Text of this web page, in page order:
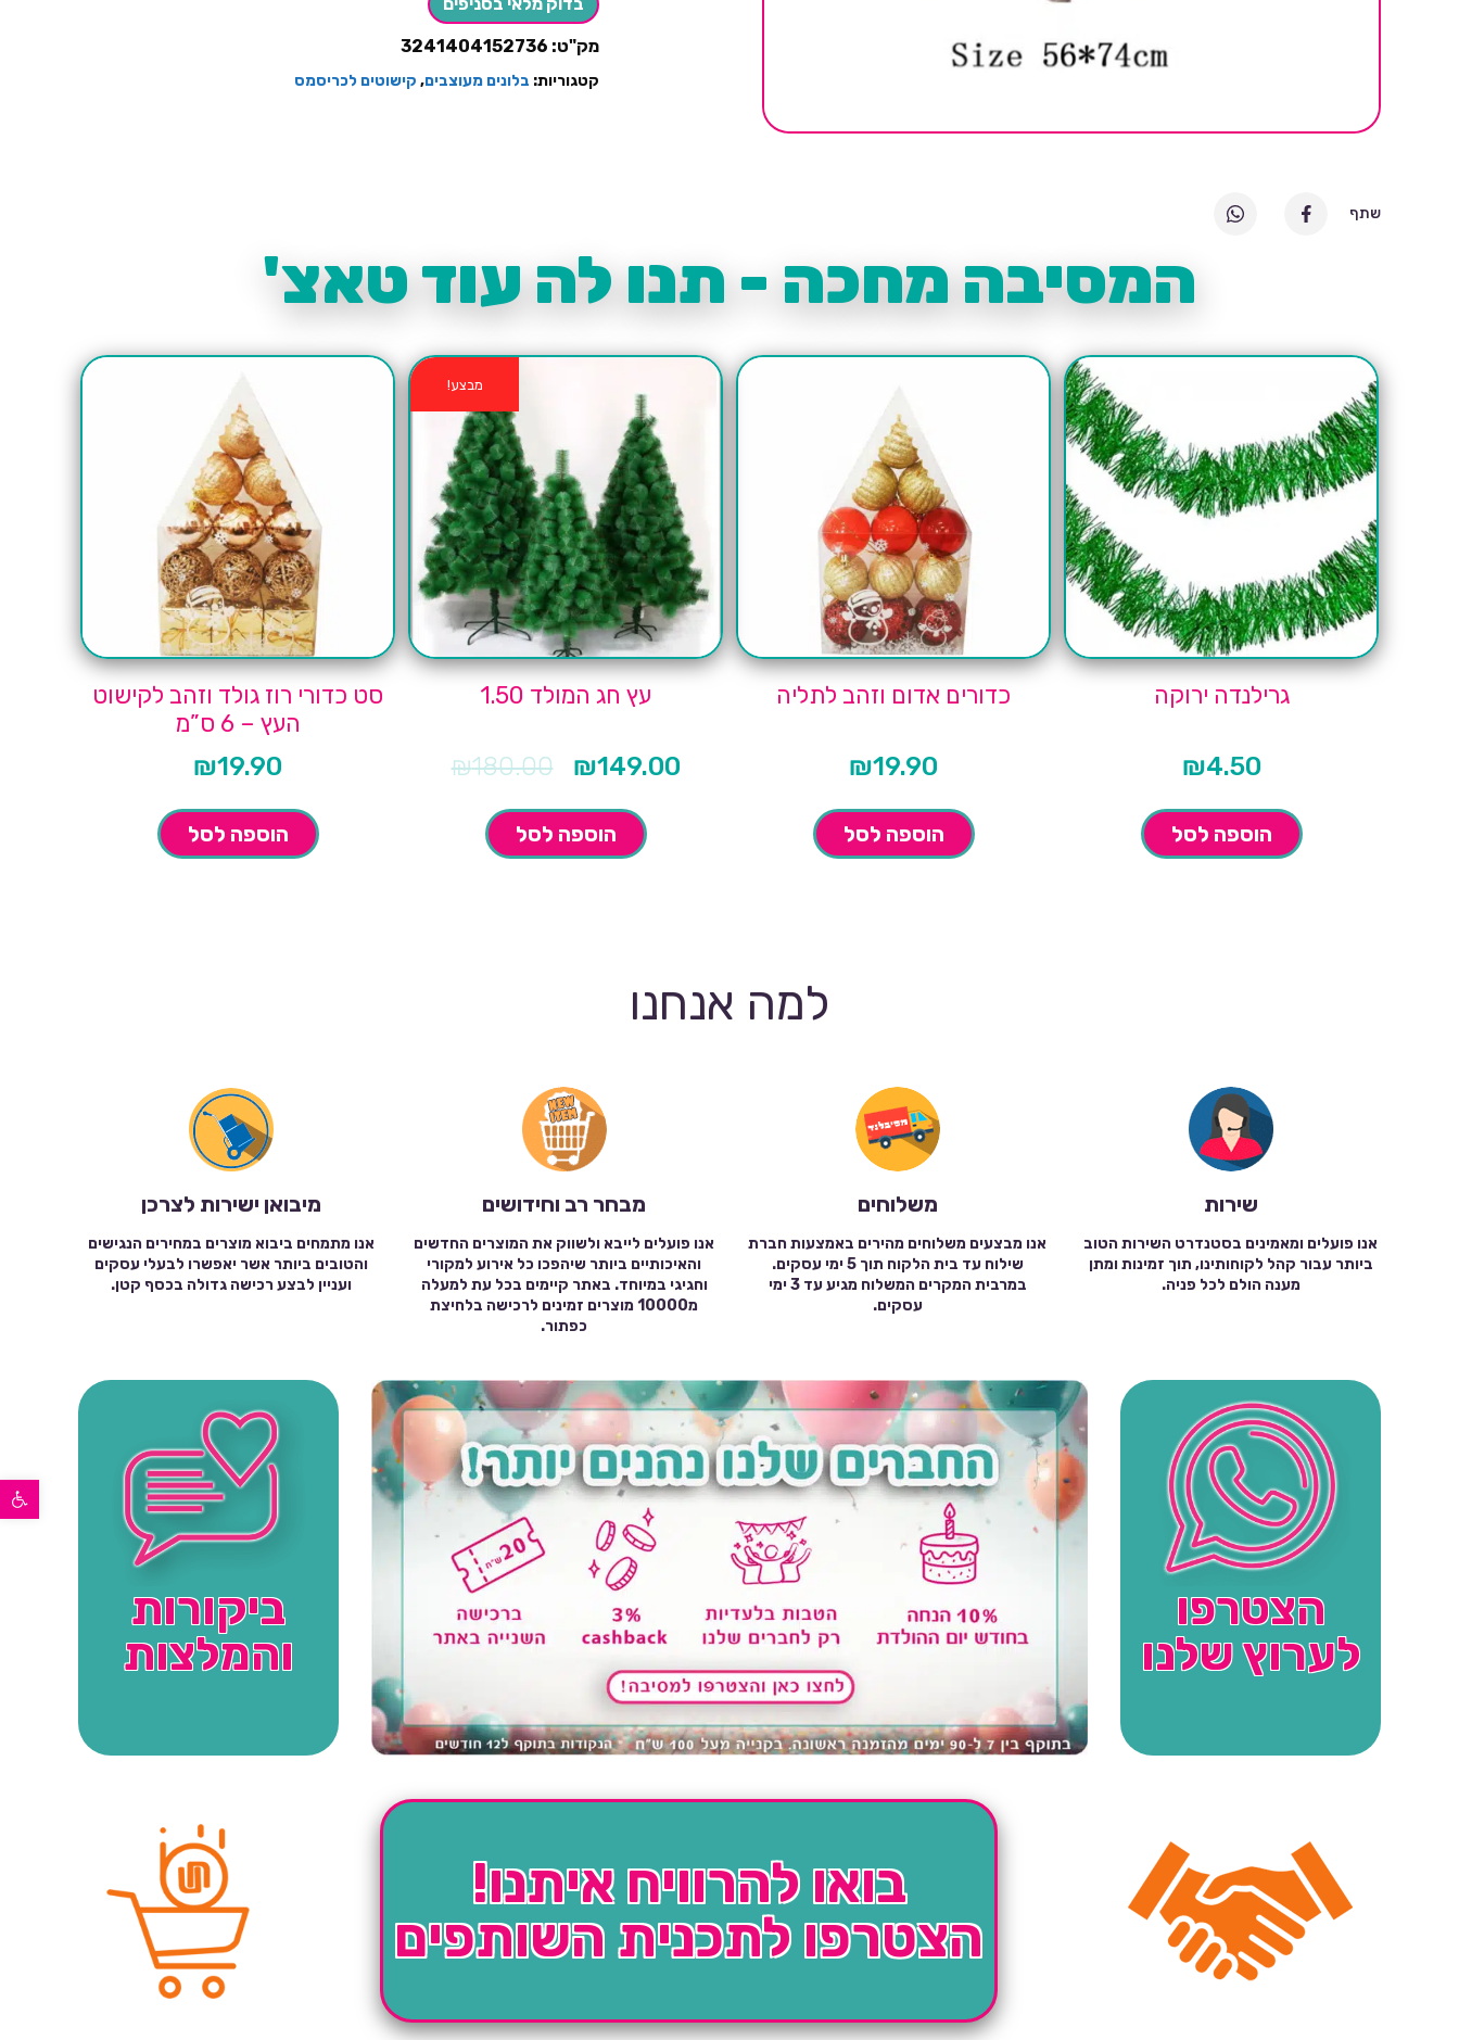
פתח סרגל נגישות
שתף
בדוק מלאי בסניפים
מק"ט: 3241404152736
קטגוריות: בלונים מעוצבים, קישוטים לכריסמס
המסיבה מחכה - תנו לה עוד טאצ'
גרילנדה ירוקה
₪4.50
הוספה לסל
כדורים אדום וזהב לתליה
₪19.90
הוספה לסל
מבצע!
עץ חג המולד 1.50
₪180.00
המחיר
המקורי
₪180.00.
₪149.00המחיר
הוספה לסל
סט כדורי רוז גולד וזהב לקישוט
העץ – 6 ס”מ
₪19.90
הוספה לסל
למה אנחנו
שירות
אנו פועלים ומאמינים בסטנדרט השירות הטוב
ביותר עבור קהל לקוחותינו, תוך זמינות ומתן
מענה הולם לכל פניה.
משלוחים
אנו מבצעים משלוחים מהירים באמצעות חברת
שילוח עד בית הלקוח תוך 5 ימי עסקים.
במרבית המקרים המשלוח מגיע עד 3 ימי
עסקים.
מבחר רב וחידושים
אנו פועלים לייבא ולשווק את המוצרים החדשים
והאיכותיים ביותר שיהפכו כל אירוע למקורי
וחגיגי במיוחד. באתר קיימים בכל עת למעלה
מ10000 מוצרים זמינים לרכישה בלחיצת
כפתור.
מיבואן ישירות לצרכן
אנו מתמחים ביבוא מוצרים במחירים הנגישים
והטובים ביותר אשר יאפשרו לבעלי עסקים
ועניין לבצע רכישה גדולה בכסף קטן.
הצטרפו
לערוץ שלנו
ביקורות
והמלצות
בואו להרוויח איתנו!
הצטרפו לתכנית השותפים